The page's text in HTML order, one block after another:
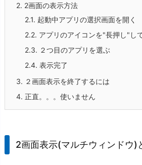
2. 2画面の表示方法
2.1. 起動中アプリの選択画面を開く
2.2. アプリのアイコンを"長押し"し
2.3. ２つ目のアプリを選ぶ
2.4. 表示完了
3. ２画面表示を終了するには
4. 正直。。。使いません
2画面表示(マルチウィンドウ)